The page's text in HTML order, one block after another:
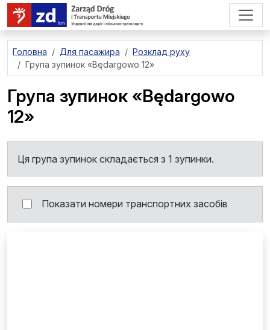
перейти до основного вмісту
Головна Для пасажира
Розклад руху
Група зупинок «Będargowo 12»
Група зупинок «Będargowo
12»
Ця група зупинок складається з 1 зупинки.
Показати номери транспортних засобів